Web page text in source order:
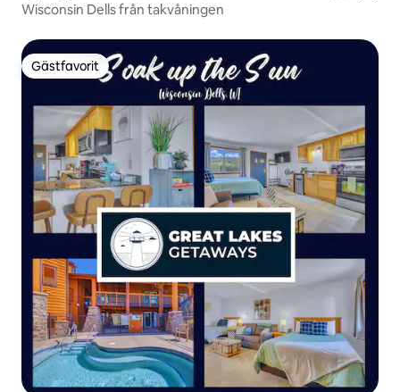
Wisconsin Dells från takvåningen
Gästfavorit
Gästfavorit